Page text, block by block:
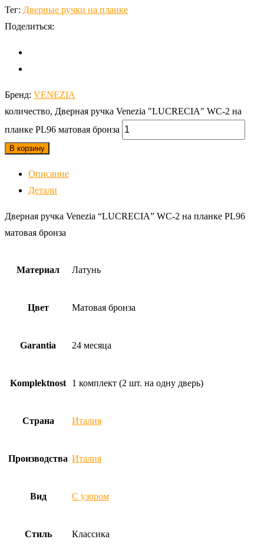
Тег: Дверные ручки на планке
Поделиться:
Бренд: VENEZIA
количество, Дверная ручка Venezia "LUCRECIA" WC-2 на
планке PL96 матовая бронза
В корзину
Описание
Детали
Дверная ручка Venezia “LUCRECIA” WC-2 на планке PL96
матовая бронза
Материал Латунь
Цвет Матовая бронза
Garantia 24 месяца
Komplektnost 1 комплект (2 шт. на одну дверь)
Страна Италия
Производства Италия
Вид С узором
Стиль Классика